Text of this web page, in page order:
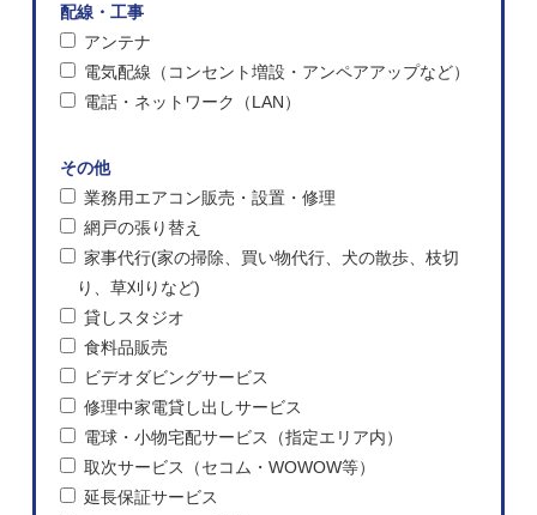
配線・工事
アンテナ
電気配線（コンセント増設・アンペアアップなど）
電話・ネットワーク（LAN）
その他
業務用エアコン販売・設置・修理
網戸の張り替え
家事代行(家の掃除、買い物代行、犬の散歩、枝切
り、草刈りなど)
貸しスタジオ
食料品販売
ビデオダビングサービス
修理中家電貸し出しサービス
電球・小物宅配サービス（指定エリア内）
取次サービス（セコム・WOWOW等）
延長保証サービス